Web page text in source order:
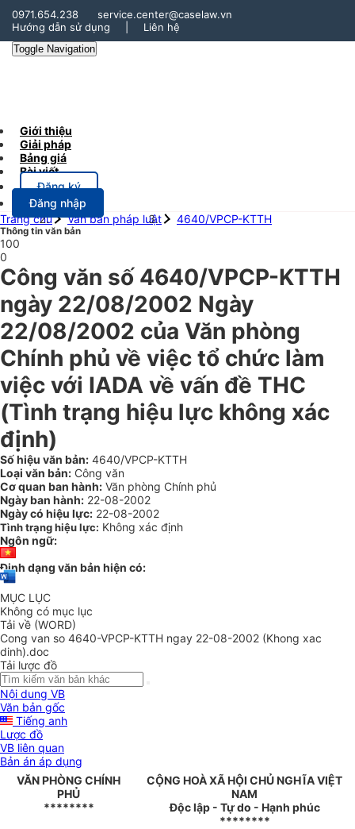
0971.654.238
service.center@caselaw.vn
Hướng dẫn sử dụng
Liên hệ
Toggle Navigation
Giới thiệu
Giải pháp
Bảng giá
Bài viết
Đăng ký
Đăng nhập
Trang chủ
Văn bản pháp luật 4640/VPCP-KTTH
Thông tin văn bản
100
0
Công văn số 4640/VPCP-KTTH
ngày 22/08/2002 Ngày
22/08/2002 của Văn phòng
Chính phủ về việc tổ chức làm
việc với IADA về vấn đề THC
(Tình trạng hiệu lực không xác
định)
Số hiệu văn bản: 4640/VPCP-KTTH
Loại văn bản: Công văn
Cơ quan ban hành: Văn phòng Chính phủ
Ngày ban hành: 22-08-2002
Ngày có hiệu lực: 22-08-2002
Tình trạng hiệu lực: Không xác định
Ngôn ngữ:
Định dạng văn bản hiện có:
MỤC LỤC
Không có mục lục
Tải về (WORD)
Cong van so 4640-VPCP-KTTH ngay 22-08-2002 (Khong xac
dinh).doc
Tải lược đồ
Nội dung VB
Văn bản gốc
Tiếng anh
Lược đồ
VB liên quan
Bản án áp dụng
VĂN PHÒNG CHÍNH
PHỦ
********
CỘNG HOÀ XÃ HỘI CHỦ NGHĨA VIỆT
NAM
Độc lập - Tự do - Hạnh phúc
********